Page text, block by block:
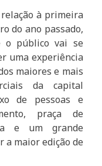
à primeira
do ano passado,
o público vai se
uma experiência
maiores e mais
da capital
de pessoas e
praça de
e um grande
a maior edição de